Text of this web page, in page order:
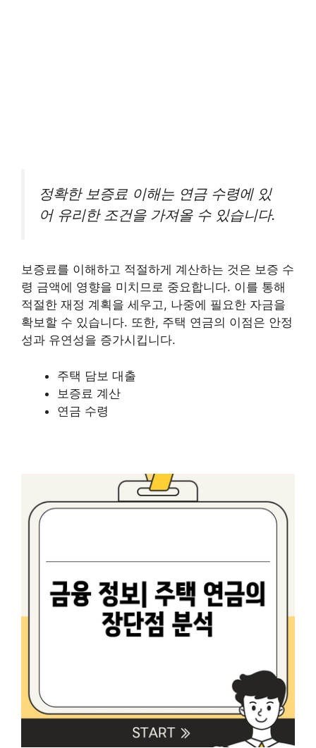
정확한 보증료 이해는 연금 수령에 있
어 유리한 조건을 가져올 수 있습니다.
보증료를 이해하고 적절하게 계산하는 것은 보증 수
령 금액에 영향을 미치므로 중요합니다. 이를 통해
적절한 재정 계획을 세우고, 나중에 필요한 자금을
확보할 수 있습니다. 또한, 주택 연금의 이점은 안정
성과 유연성을 증가시킵니다.
주택 담보 대출
보증료 계산
연금 수령